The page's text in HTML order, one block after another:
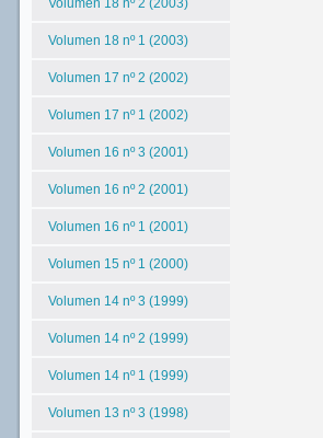
Volumen 18 nº 2 (2003)
Volumen 18 nº 1 (2003)
Volumen 17 nº 2 (2002)
Volumen 17 nº 1 (2002)
Volumen 16 nº 3 (2001)
Volumen 16 nº 2 (2001)
Volumen 16 nº 1 (2001)
Volumen 15 nº 1 (2000)
Volumen 14 nº 3 (1999)
Volumen 14 nº 2 (1999)
Volumen 14 nº 1 (1999)
Volumen 13 nº 3 (1998)